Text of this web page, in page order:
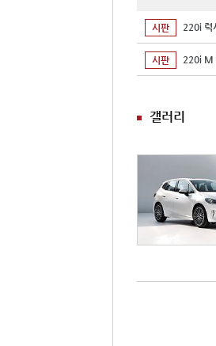
시판 220i 럭
시판 220i M
갤러리